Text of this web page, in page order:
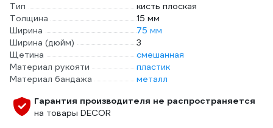
Тип
кисть плоская
Толщина
15 мм
Ширина
75 мм
Ширина (дюйм)
3
Щетина
смешанная
Материал рукояти
пластик
Материал бандажа
металл
Гарантия производителя не распространяется
на товары DECOR